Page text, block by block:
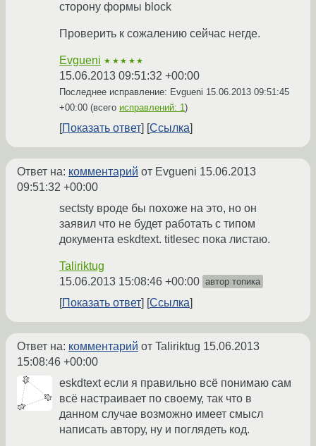
сторону формы block
Проверить к сожалению сейчас негде.
Evgueni ★★★★★
15.06.2013 09:51:32 +00:00
Последнее исправление: Evgueni 15.06.2013 09:51:45
+00:00 (всего исправлений: 1)
Показать ответ Ссылка
Ответ на: комментарий от Evgueni 15.06.2013
09:51:32 +00:00
sectsty вроде бы похоже на это, но он
заявил что не будет работать с типом
документа eskdtext. titlesec пока листаю.
Taliriktug
15.06.2013 15:08:46 +00:00 автор топика
Показать ответ Ссылка
Ответ на: комментарий от Taliriktug 15.06.2013
15:08:46 +00:00
eskdtext если я правильно всё понимаю сам
всё настраивает по своему, так что в
данном случае возможно имеет смысл
написать автору, ну и поглядеть код.